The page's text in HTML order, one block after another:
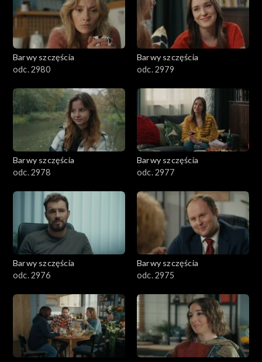
Barwy szczęścia
odc. 2980
Barwy szczęścia
odc. 2979
Barwy szczęścia
odc. 2978
Barwy szczęścia
odc. 2977
Barwy szczęścia
odc. 2976
Barwy szczęścia
odc. 2975